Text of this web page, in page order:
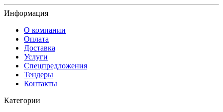
Информация
О компании
Оплата
Доставка
Услуги
Спецпредложения
Тендеры
Контакты
Категории